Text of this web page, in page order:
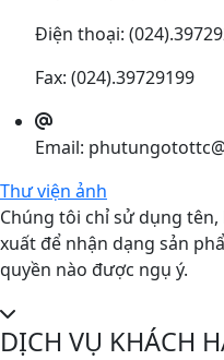
Điện thoại:
Fax: (024).39729199
Email:
Thư viện ảnh
Chúng tôi chỉ sử dụng
xuất để nhận dạng sản
quyền nào được ngụ ý.
DỊCH VỤ KHÁCH